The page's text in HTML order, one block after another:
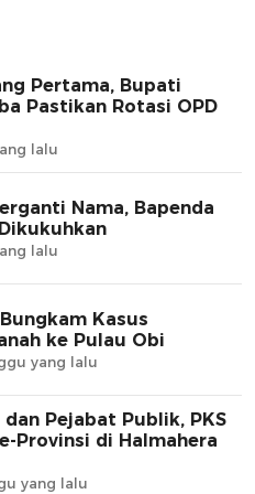
Pertama, Bupati
Pastikan Rotasi OPD
lalu
Nama, Bapenda
lalu
ke Pulau Obi
yang lalu
Pejabat Publik, PKS
Provinsi di Halmahera
yang lalu